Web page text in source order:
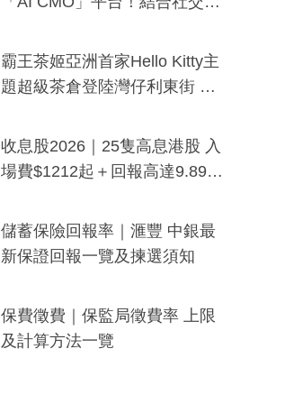
分鐘生成「貼地」宣傳短片
霸王茶姬亞洲首家Hello Kitty主
題超級茶倉登陸灣仔利東街 推
y及香港限定特調系列
收息股2026｜25隻高息港股 入
場費$1212起＋回報高達9.89
儲蓄保險回報率｜滙豐 中銀最
新保證回報一覽及揀選須知
保費徵費｜保監局徵費率 上限
及計算方法一覽